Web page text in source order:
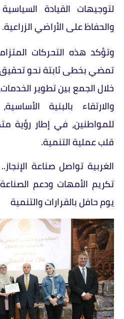
لتوجيهات القيادة
والحفاظ على الأراضي الزراعية.
وتؤكد هذه التحركات
تمضي بخطى ثابتة نحو تحقيق
خلال الجمع بين تطوير
والارتقاء بالبنية
للمواطنين، في إطار رؤية
قلب عملية التنمية.
الغربية تواصل صناعة
تكريم الأمهات ودعم
يوم حافل بالقرارات والتنمية